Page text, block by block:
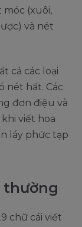
móc (xuôi,
và nét
cả các loại
nét hất. Các
đơn điệu và
viết hoa
láy phức tạp
thường
chữ cái viết